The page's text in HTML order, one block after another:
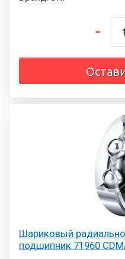
Шариковый
подшипник 71960